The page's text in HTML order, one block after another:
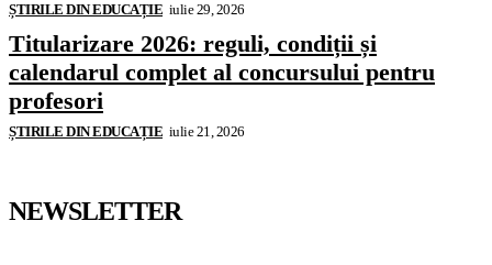
ȘTIRILE DIN EDUCAȚIE iulie 29, 2026
Titularizare 2026: reguli, condiții și
calendarul complet al concursului pentru
profesori
ȘTIRILE DIN EDUCAȚIE iulie 21, 2026
NEWSLETTER